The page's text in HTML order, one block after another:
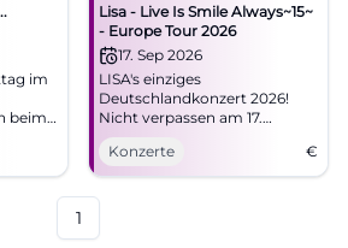
im
beim
Lisa - Live Is Smile Always~15~
- Europe Tour 2026
17. Sep 2026
LISA's einziges
Deutschlandkonzert 2026!
Nicht verpassen am 17.
September in der Mitsubishi
Electric HALLE in Düsseldorf.
Konzerte €
1